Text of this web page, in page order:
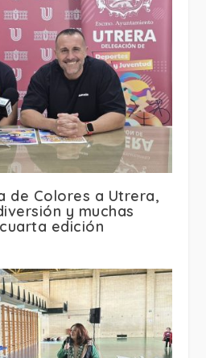
de Colores a Utrera,
y muchas
edición